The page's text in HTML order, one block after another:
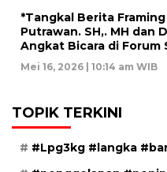
*Tangkal Berita
Putrawan. SH,. MH dan
Angkat Bicara di Forum
Mei 16, 2026 | 10:14 am WIB
TOPIK TERKINI
#Lpg3kg #langka